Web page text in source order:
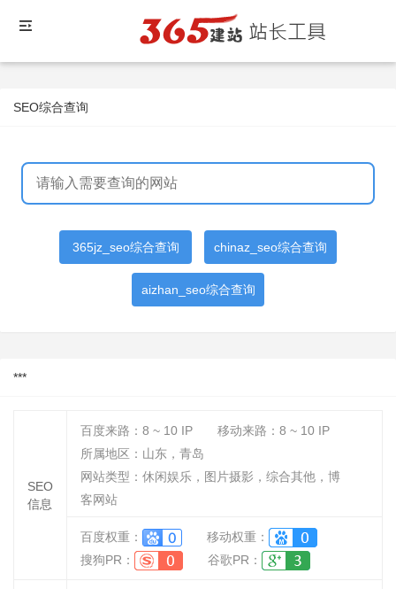
SEO综合查询
365jz_seo综合查询 chinaz_seo综合查询
aizhan_seo综合查询
***
SEO
信息
百度来路： 8 ~ 10 IP 移动来路： 8 ~ 10 IP
所属地区：山东，青岛
网站类型：休闲娱乐，图片摄影，综合其他，博
客网站
百度权重：
移动权重：
搜狗PR：
谷歌PR：